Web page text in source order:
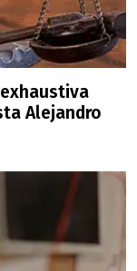
Alejandro